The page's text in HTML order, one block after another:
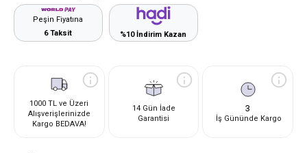
Peşin Fiyatına
6 Taksit
%10 İndirim Kazan
1000 TL ve Üzeri
Alışverişlerinizde
Kargo BEDAVA!
14 Gün İade
Garantisi
3
İş Gününde Kargo